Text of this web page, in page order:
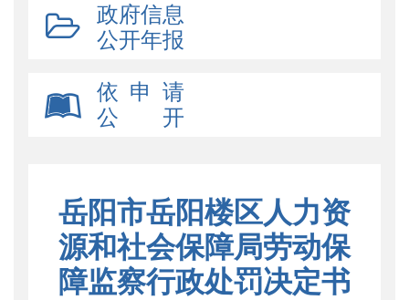
政府信息
公开年报
依 申 请
公 开
岳阳市岳阳楼区人力资
源和社会保障局劳动保
障监察行政处罚决定书